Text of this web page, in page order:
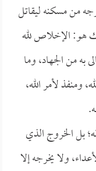
من مسكنه ليقاتل
هو: الإخلاص لله
به من الجهاد، وما
ومنفذ لأمر الله،
بل الخروج الذي
ولا يخرجه إلا